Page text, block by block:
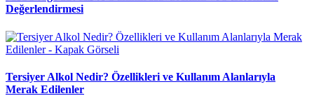
Değerlendirmesi
Tersiyer Alkol Nedir? Özellikleri ve Kullanım Alanlarıyla
Merak Edilenler